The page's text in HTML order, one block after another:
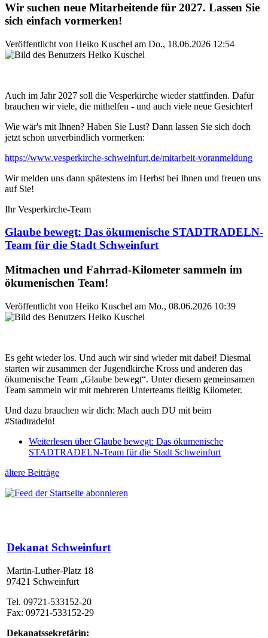
Wir suchen neue Mitarbeitende für 2027. Lassen Sie
sich einfach vormerken!
Veröffentlicht von Heiko Kuschel am Do., 18.06.2026 12:54
Auch im Jahr 2027 soll die Vesperkirche wieder stattfinden. Dafür
brauchen wir viele, die mithelfen - und auch viele neue Gesichter!
Wie wär's mit Ihnen? Haben Sie Lust? Dann lassen Sie sich doch
jetzt schon unverbindlich vormerken:
https://www.vesperkirche-schweinfurt.de/mitarbeit-voranmeldung
Wir melden uns dann spätestens im Herbst bei Ihnen und freuen uns
auf Sie!
Ihr Vesperkirche-Team
Glaube bewegt: Das ökumenische STADTRADELN-
Team für die Stadt Schweinfurt
Mitmachen und Fahrrad-Kilometer sammeln im
ökumenischen Team!
Veröffentlicht von Heiko Kuschel am Mo., 08.06.2026 10:39
Es geht wieder los. Und auch wir sind wieder mit dabei! Diesmal
starten wir zusammen der Jugendkirche Kross und anderen das
ökumenische Team „Glaube bewegt“. Unter diesem gemeinsamen
Team sammeln wir mit mehreren Unterteams fleißig Kilometer.
Und dazu brauchen wir dich: Mach auch DU mit beim
#Stadtradeln!
Weiterlesen über Glaube bewegt: Das ökumenische
STADTRADELN-Team für die Stadt Schweinfurt
ältere Beiträge
Dekanat Schweinfurt
Martin-Luther-Platz 18
97421 Schweinfurt
Tel. 09721-533152-20
Fax: 09721-533152-29
Dekanatssekretärin: